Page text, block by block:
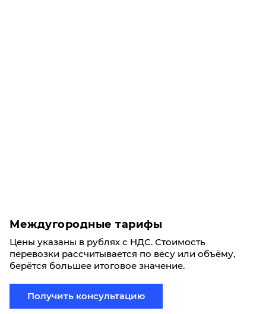
Междугородные тарифы
Цены указаны в рублях с НДС. Стоимость
перевозки рассчитывается по весу или объёму,
берётся большее итоговое значение.
Получить консультацию